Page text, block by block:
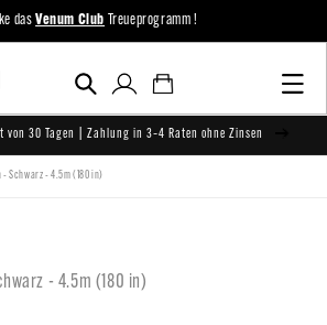
dasVenum Club Treueprogramm !
EinloggenWarenkorb
von 30 Tagen | Zahlung in 3–4 Raten ohne Zinsen
Schwarz - 4.5m (180 in)
- 4.5m (180 in)